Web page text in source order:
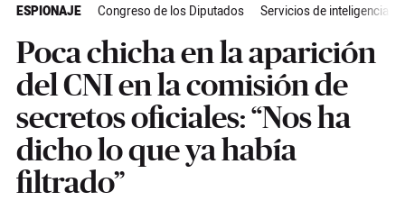
ESPIONAJE Congreso de los Diputados Servicios de inteligencia
Poca chicha en la aparición
del CNI en la comisión de
secretos oficiales: “Nos ha
dicho lo que ya había
filtrado”